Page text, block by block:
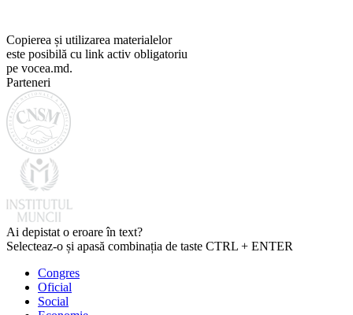
Copierea și utilizarea materialelor
este posibilă cu link activ obligatoriu
pe vocea.md.
Parteneri
Ai depistat o eroare în text?
Selecteaz-o și apasă combinația de taste CTRL + ENTER
Congres
Oficial
Social